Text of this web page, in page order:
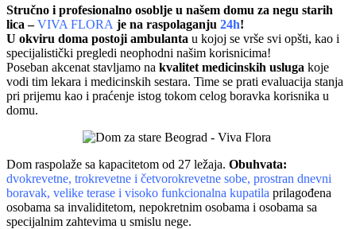
Stručno i profesionalno osoblje u našem domu za negu starih
lica –VIVA FLORA je na raspolaganju 24h!
U okviru doma postoji ambulanta u kojoj se vrše svi opšti, kao i
specijalistički pregledi neophodni našim korisnicima!
Poseban akcenat stavljamo na kvalitet medicinskih usluga koje
vodi tim lekara i medicinskih sestara. Time se prati evaluacija stanja
pri prijemu kao i praćenje istog tokom celog boravka korisnika u
domu.
Dom raspolaže sa kapacitetom od 27 ležaja. Obuhvata:
dvokrevetne, trokrevetne i četvorokrevetne sobe, prostran dnevni
boravak, velike terase i visoko funkcionalna kupatila prilagođena
osobama sa invaliditetom, nepokretnim osobama i osobama sa
specijalnim zahtevima u smislu nege.